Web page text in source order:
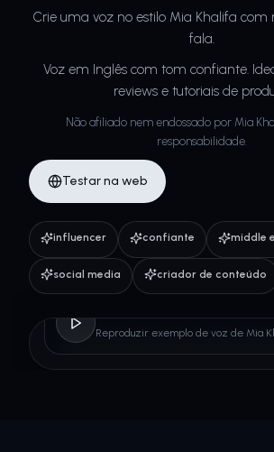
Crie uma voz no estilo Mia Khalifa com
fala.
Voz em Inglês com tom confiante.
reviews e tutoriais de
Não afiliado nem endossado por Mia
responsabilidade.
Testar na web
influencer confiante middle
social media criador de conteúdo
Reproduzir exemplo de voz de Mia